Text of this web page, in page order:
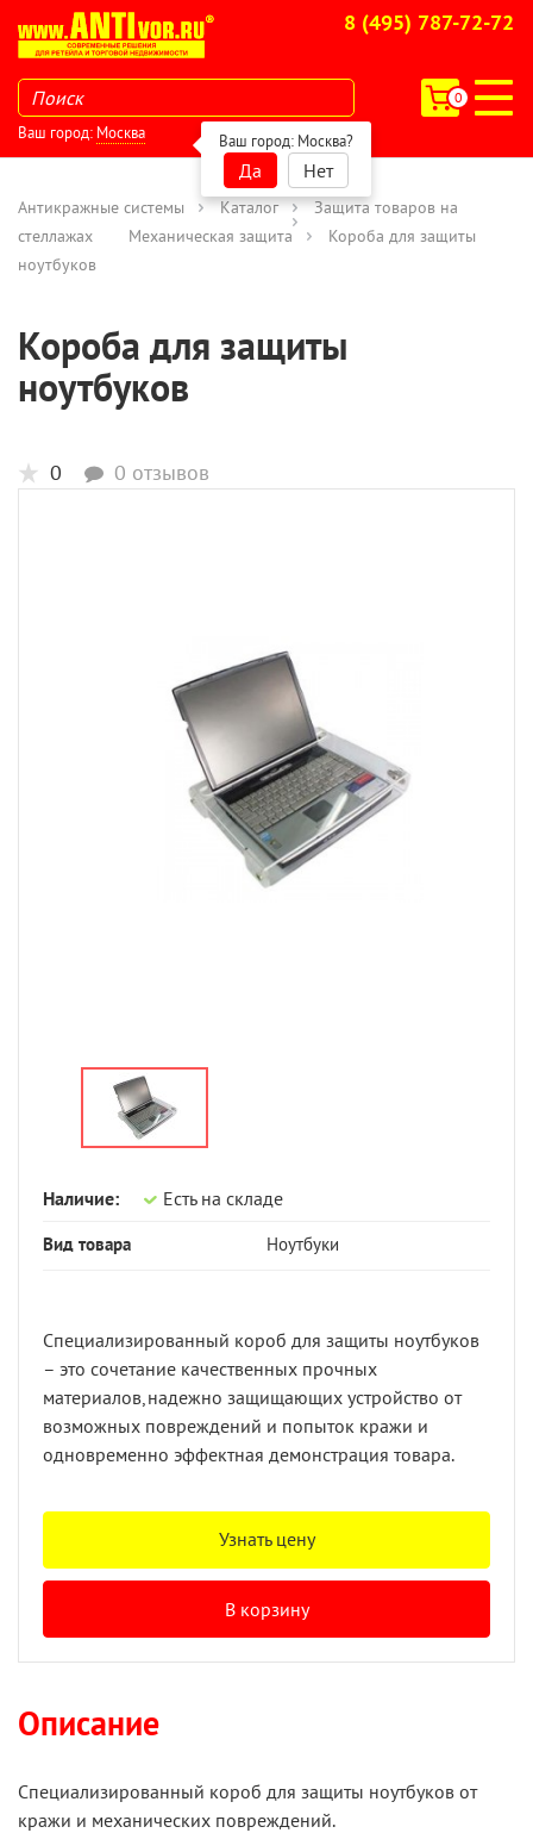
8 (495) 787-72-72
0
Ваш город: Москва Ваш город: Москва?
Да Нет
Антикражные системы Каталог
Защита товаров на
стеллажах
Механическая защита
Короба для защиты
ноутбуков
Короба для защиты
ноутбуков
0 0 отзывов
Наличие: Есть на складе
Вид товара Ноутбуки
Специализированный короб для защиты ноутбуков
– это сочетание качественных прочных
материалов,надежно защищающих устройство от
возможных повреждений и попыток кражи и
одновременно эффектная демонстрация товара.
Узнать цену
В корзину
Описание
Специализированный короб для защиты ноутбуков от
кражи и механических повреждений.